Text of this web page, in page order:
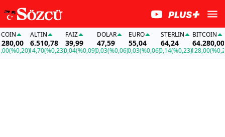
(%0,20)
ALTIN
6.510,78
14,70(%0,23)
FAİZ
39,99
0,04(%0,09)
DOLAR
47,59
0,03(%0,06)
EURO
55,04
0,03(%0,06)
STERLIN
64,24
0,14(%0,23)
BITCOIN
64.280,00
128,00(%0,20)